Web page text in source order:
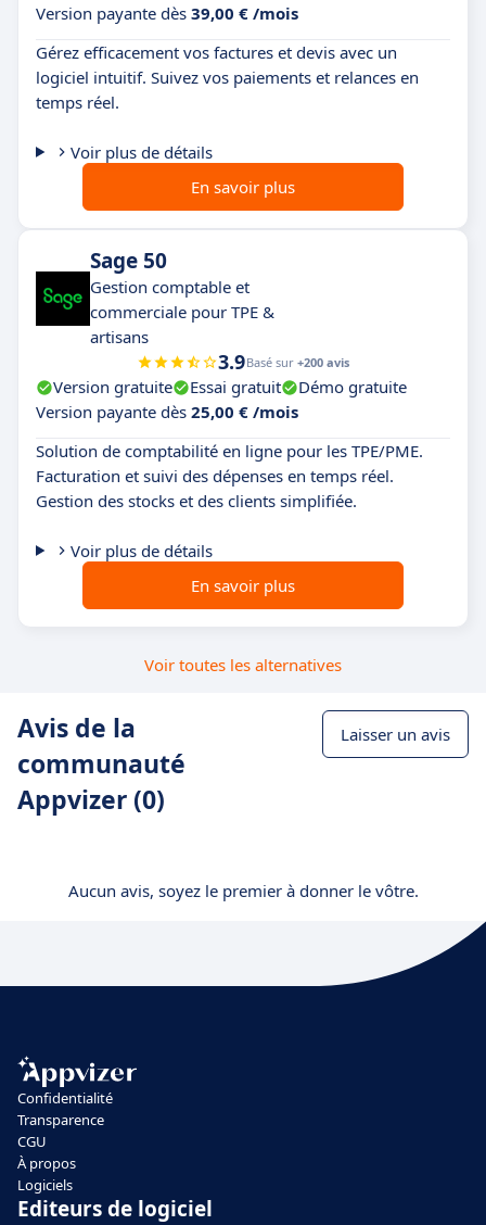
Version payante dès 39,00 € /mois
Gérez efficacement vos factures et devis avec un
logiciel intuitif. Suivez vos paiements et relances en
temps réel.
Voir plus de détails
En savoir plus
Sage 50
Gestion comptable et
commerciale pour TPE &
artisans
3.9Basé sur +200 avis
Version gratuite Essai gratuit
Démo gratuite
Version payante dès 25,00 € /mois
Solution de comptabilité en ligne pour les TPE/PME.
Facturation et suivi des dépenses en temps réel.
Gestion des stocks et des clients simplifiée.
Voir plus de détails
En savoir plus
Voir toutes les alternatives
Avis de la
communauté
Appvizer (0)
Laisser un avis
Aucun avis, soyez le premier à donner le vôtre.
Confidentialité
Transparence
CGU
À propos
Logiciels
Editeurs de logiciel